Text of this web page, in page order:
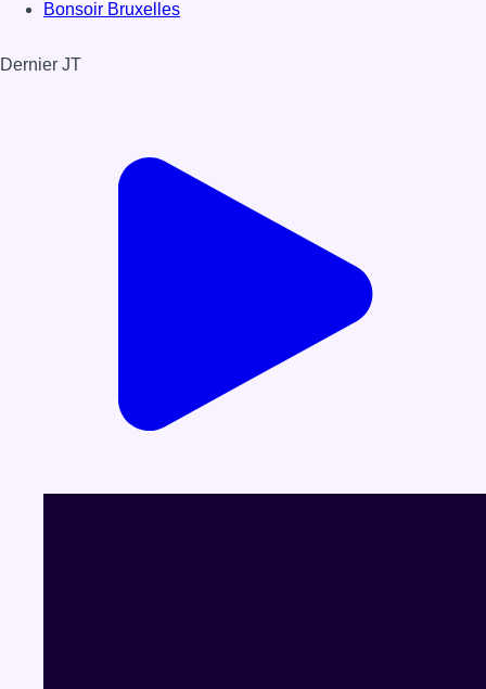
Bonsoir Bruxelles
Dernier JT